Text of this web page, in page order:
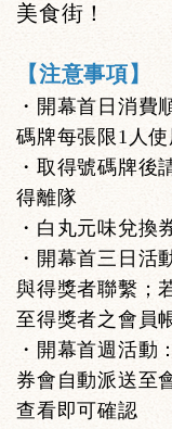
美食街！
【注意事項】
・開幕首日消費
碼牌每張限1人使
・取得號碼牌後
得離隊
・白丸元味兌換
・開幕首三日活
與得獎者聯繫；
至得獎者之會員
・開幕首週活動
券會自動派送至
查看即可確認